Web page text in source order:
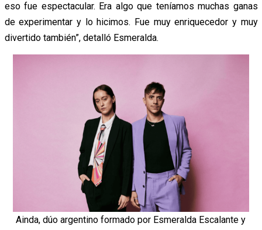
eso fue espectacular. Era algo que teníamos muchas ganas
de experimentar y lo hicimos. Fue muy enriquecedor y muy
divertido también”, detalló Esmeralda.
Ainda, dúo argentino formado por Esmeralda Escalante y